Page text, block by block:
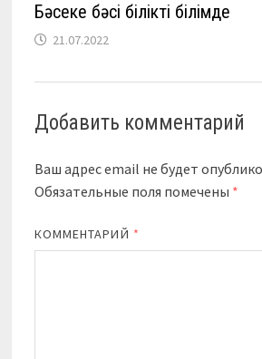
Бәсеке бәсі білікті білімде
21.07.2022
Добавить комментарий
Ваш адрес email не будет
Обязательные поля помечены *
КОММЕНТАРИЙ *